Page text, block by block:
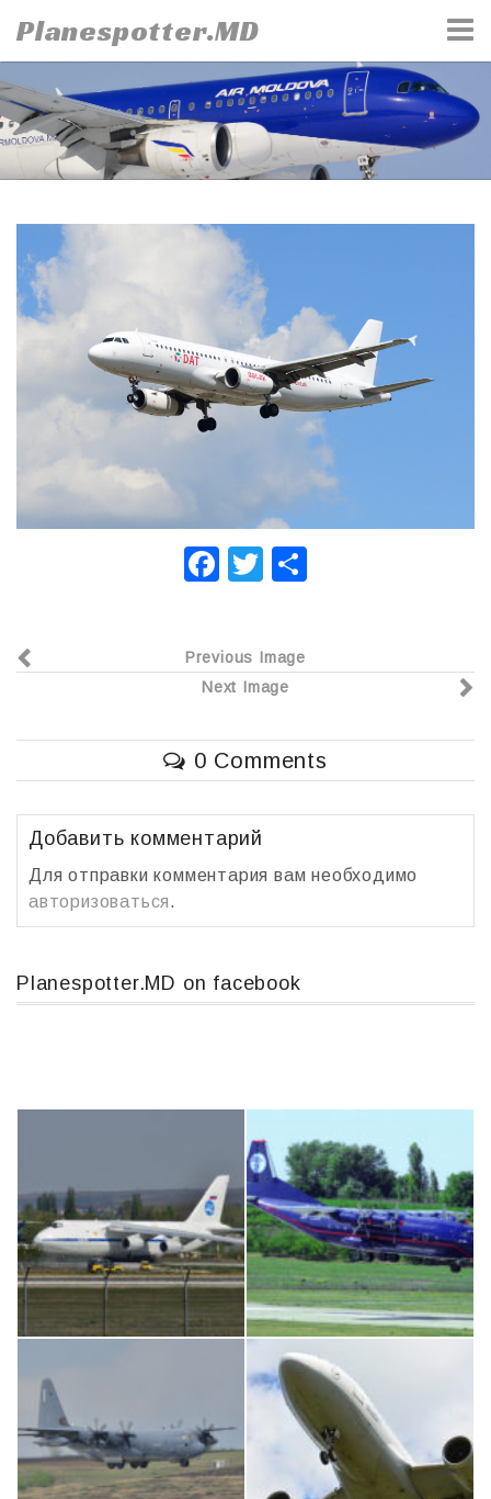
to
content
Planespotter.MD
F
e
b
o
o
k
T
er р
в
и
т
Previous Image
Next Image
0 Comments
Добавить комментарий
Для отправки комментария вам необходимо
авторизоваться.
Planespotter.MD on facebook